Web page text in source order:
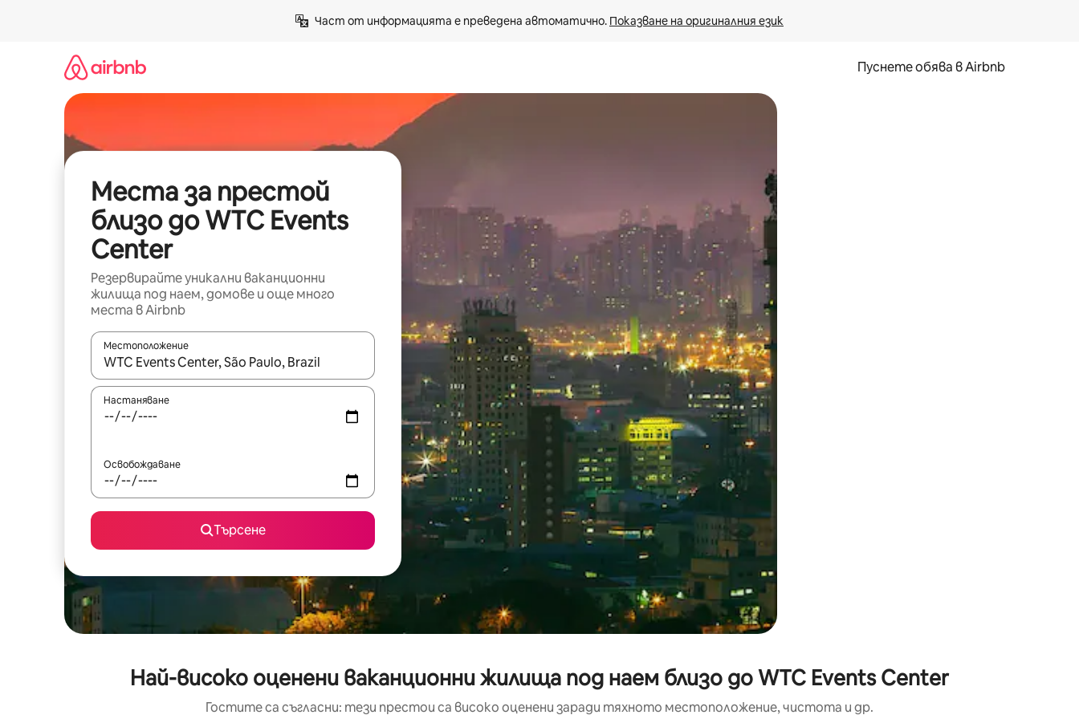
Част от информацията е преведена автоматично. Показване на оригиналния език
Пуснете обява в Airbnb
Места за престой
близо до WTC Events
Center
Резервирайте уникални ваканционни
жилища под наем, домове и още много
места в Airbnb
Местоположение
Когато резултатите се покажат, използвайте клавишите със стрелки нагоре и надолу или навигирайте с докосване или плъзгане.
Настаняване
Освобождаване
Търсене
Най-високо оценени ваканционни жилища под наем близо до WTC Events Center
Гостите са съгласни: тези престои са високо оценени заради тяхното местоположение, чистота и др.